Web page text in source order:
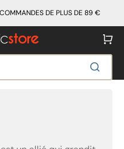
DE PLUS DE 89 €
Panier